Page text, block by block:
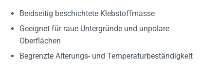
Beidseitig beschichtete Klebstoffmasse
Geeignet für raue Untergründe und unpolare
Oberflächen
Begrenzte Alterungs- und Temperaturbeständigkeit